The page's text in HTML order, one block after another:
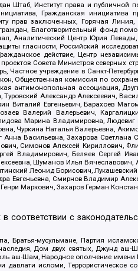
Штаб, Институт права и публичной
Гражданская инициатива
прав заключенных, Горячая
Благотворительный фонд
Аналитический Центр Юрия
гласности, Российский
действие, Центр
Совета Министров северных
Частное учреждение в Санкт-
Общественная комиссия по
антимонопольная ассоциация,
Александр Алексеевич,
Виталий Евгеньевич, Барахоев
Валерий Валерьевич,
Марина Владимировна,
Чуркина Наталья Валерьевна,
Васильевна, Захарова Светлана
Симонов Алексей Кириллович,
Владимирович, Беляев Сергей
Шуманов Илья Вячеславович,
Леонид Борисович,
Евгеньевна, Смирнов Владимир
Маркович, Захаров Герман
соответствии с
мусульмане, Партия
наследия, Дом двух святых, Джунд
аш-Шам, Народное ополчение
исломи, Террористическое